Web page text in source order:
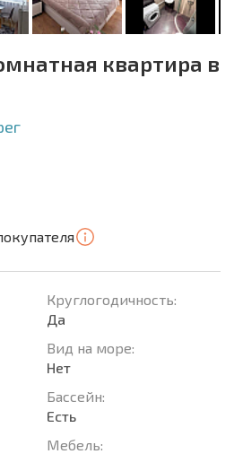
квартира в
Круглогодичность:
Да
Вид на море:
Нет
Басcейн:
Есть
Мебель: